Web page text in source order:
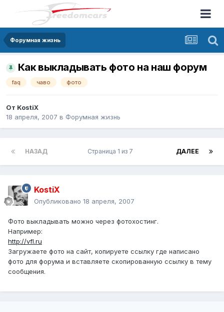
Форумная жизнь
Как выкладывать фото на наш форум
faq чаво фото
От KostiX
18 апреля, 2007 в Форумная жизнь
НАЗАД ДАЛЕЕ
Страница 1 из 7
KostiX
Опубликовано 18 апреля, 2007
Фото выкладывать можно через фотохостинг.
Например:
http://vfl.ru
Загружаете фото на сайт, копируете ссылку где написано
фото для форума и вставляете скопированную ссылку в тему
сообщения.